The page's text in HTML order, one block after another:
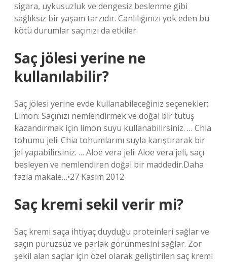
sigara, uykusuzluk ve dengesiz beslenme gibi
sağlıksız bir yaşam tarzıdır. Canlılığınızı yok eden bu
kötü durumlar saçınızı da etkiler.
Saç jölesi yerine ne
kullanılabilir?
Saç jölesi yerine evde kullanabileceğiniz seçenekler:
Limon: Saçınızı nemlendirmek ve doğal bir tutuş
kazandırmak için limon suyu kullanabilirsiniz. … Chia
tohumu jeli: Chia tohumlarını suyla karıştırarak bir
jel yapabilirsiniz. … Aloe vera jeli: Aloe vera jeli, saçı
besleyen ve nemlendiren doğal bir maddedir.Daha
fazla makale…•27 Kasım 2012
Saç kremi sekil verir mi?
Saç kremi saça ihtiyaç duyduğu proteinleri sağlar ve
saçın pürüzsüz ve parlak görünmesini sağlar. Zor
şekil alan saçlar için özel olarak geliştirilen saç kremi